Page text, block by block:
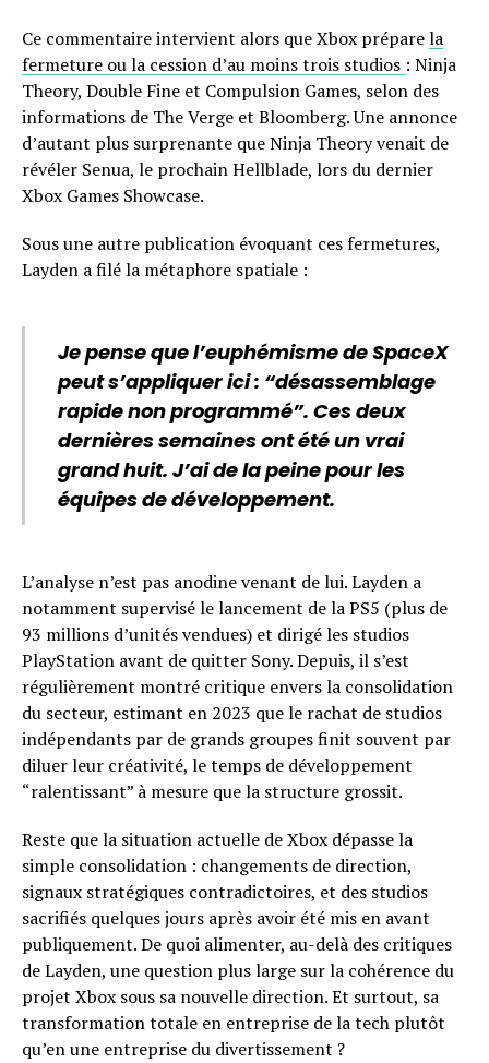
Ce commentaire intervient alors que Xbox préparela
fermeture ou la cession d’au moins trois studios : Ninja
Theory, Double Fine et Compulsion Games, selon des
informations de The Verge et Bloomberg. Une annonce
d’autant plus surprenante que Ninja Theory venait de
révéler Senua, le prochain Hellblade, lors du dernier
Xbox Games Showcase.
Sous une autre publication évoquant ces fermetures,
Layden a filé la métaphore spatiale :
Je pense que l’euphémisme de SpaceX
peut s’appliquer ici : “désassemblage
rapide non programmé”. Ces deux
dernières semaines ont été un vrai
grand huit. J’ai de la peine pour les
équipes de développement.
L’analyse n’est pas anodine venant de lui. Layden a
notamment supervisé le lancement de la PS5 (plus de
93 millions d’unités vendues) et dirigé les studios
PlayStation avant de quitter Sony. Depuis, il s’est
régulièrement montré critique envers la consolidation
du secteur, estimant en 2023 que le rachat de studios
indépendants par de grands groupes finit souvent par
diluer leur créativité, le temps de développement
“ralentissant” à mesure que la structure grossit.
Reste que la situation actuelle de Xbox dépasse la
simple consolidation : changements de direction,
signaux stratégiques contradictoires, et des studios
sacrifiés quelques jours après avoir été mis en avant
publiquement. De quoi alimenter, au-delà des critiques
de Layden, une question plus large sur la cohérence du
projet Xbox sous sa nouvelle direction. Et surtout, sa
transformation totale en entreprise de la tech plutôt
qu’en une entreprise du divertissement ?